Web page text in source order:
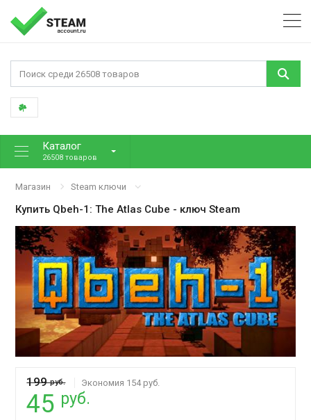
Каталог
26508 товаров
Магазин Steam ключи
Купить Qbeh-1: The Atlas Cube - ключ Steam
199руб. Экономия 154 руб.
45 руб.